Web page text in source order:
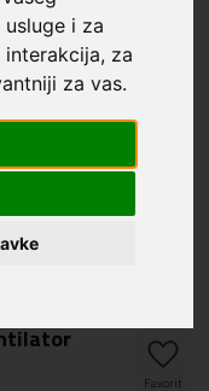
i za
interakcija, za
za vas.
Favorit